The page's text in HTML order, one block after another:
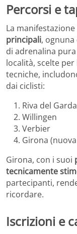
Percorsi e
La
principali,
di adrenalina
località, scelte
tecniche,
dai ciclisti:
Riva del Garda
Willingen
Verbier
Girona
Girona, con i suoi
tecnicamente
partecipanti,
ricordare.
Iscrizioni e